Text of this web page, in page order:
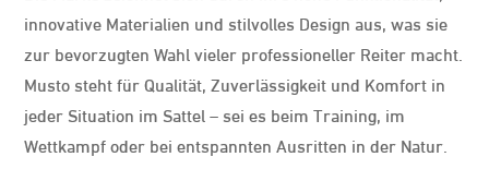
innovative Materialien und stilvolles Design aus, was sie
zur bevorzugten Wahl vieler professioneller Reiter macht.
Musto steht für Qualität, Zuverlässigkeit und Komfort in
jeder Situation im Sattel – sei es beim Training, im
Wettkampf oder bei entspannten Ausritten in der Natur.